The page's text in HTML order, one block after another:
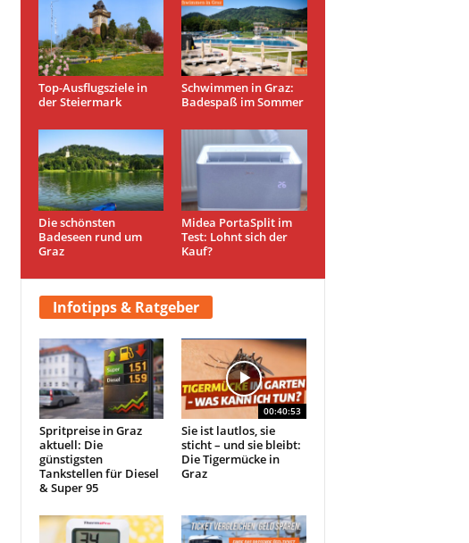
Top-Ausflugsziele in
der Steiermark
Schwimmen in Graz:
Badespaß im Sommer
Die schönsten
Badeseen rund um
Graz
Midea PortaSplit im
Test: Lohnt sich der
Kauf?
Infotipps & Ratgeber
Spritpreise in Graz
aktuell: Die
günstigsten
Tankstellen für Diesel
& Super 95
00:40:53
Sie ist lautlos, sie
sticht – und sie bleibt:
Die Tigermücke in
Graz